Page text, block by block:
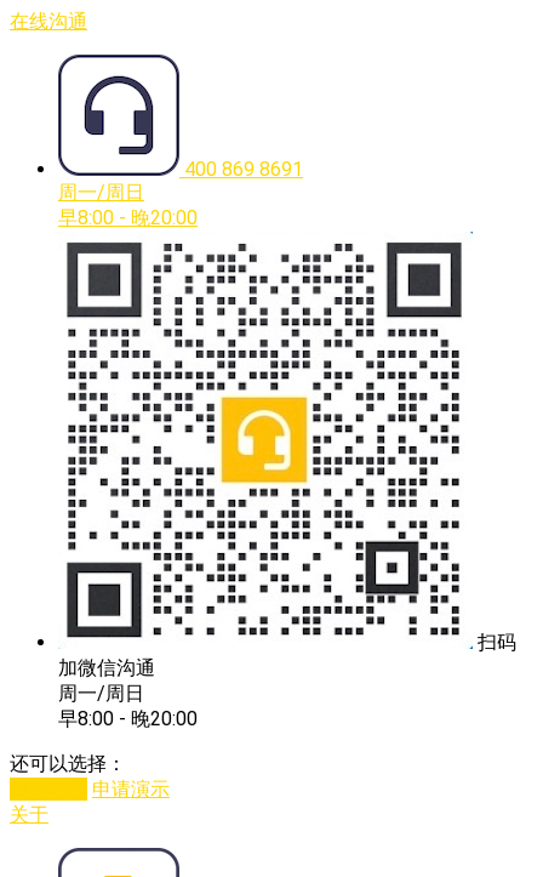
在线沟通
400 869 8691
周一/周日
早8:00 - 晚20:00
扫码
加微信沟通
周一/周日
早8:00 - 晚20:00
还可以选择：
申请演示
关于